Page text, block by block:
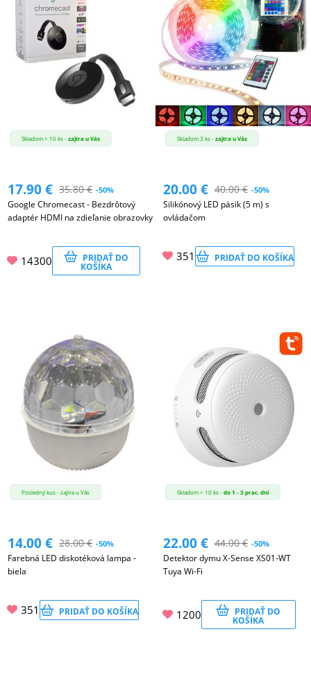
ZDRAVIE
DOM,
A
Skladom > 10 ks -zajtra u Vás
17.90€ 35.80€ -50%
Google Chromecast - Bezdrôtový
adaptér HDMI na zdieľanie obrazovky
14300 PRIDAŤ DO
KOŠÍKA
Skladom 3 ks -zajtra u Vás
20.00€ 40.00€ -50%
Silikónový LED pásik (5 m) s
ovládačom
351 PRIDAŤ DO KOŠÍKA
Posledný kus - zajtra u Vás
14.00€ 28.00€ -50%
Farebná LED diskotéková lampa -
biela
351 PRIDAŤ DO KOŠÍKA
Skladom > 10 ks -do 1 - 3 prac. dní
22.00€ 44.00€ -50%
Detektor dymu X-Sense XS01-WT
Tuya Wi-Fi
1200 PRIDAŤ DO
KOŠÍKA